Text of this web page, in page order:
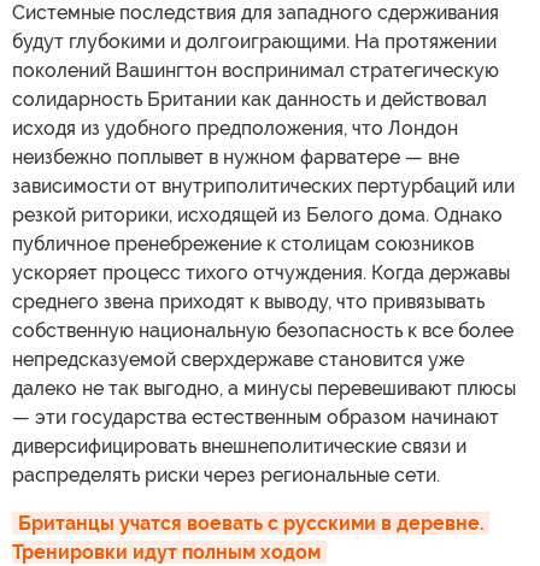
Системные последствия для западного сдерживания
будут глубокими и долгоиграющими. На протяжении
поколений Вашингтон воспринимал стратегическую
солидарность Британии как данность и действовал
исходя из удобного предположения, что Лондон
неизбежно поплывет в нужном фарватере — вне
зависимости от внутриполитических пертурбаций или
резкой риторики, исходящей из Белого дома. Однако
публичное пренебрежение к столицам союзников
ускоряет процесс тихого отчуждения. Когда державы
среднего звена приходят к выводу, что привязывать
собственную национальную безопасность к все более
непредсказуемой сверхдержаве становится уже
далеко не так выгодно, а минусы перевешивают плюсы
— эти государства естественным образом начинают
диверсифицировать внешнеполитические связи и
распределять риски через региональные сети.
Британцы учатся воевать с русскими в деревне.
Тренировки идут полным ходом